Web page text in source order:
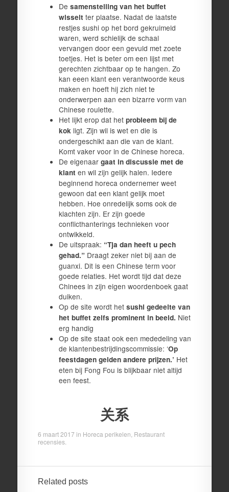
De samenstelling van het buffet
wisselt ter plaatse. Nadat de laatste
restjes sushi op het bord gekruimeld
waren, werd schielijk de schaal
vervangen door een gevuld met zoete
toetjes. Het is beter om een lijst met
gerechten zichtbaar op te hangen. Zo
kan eeen klant een verantwoorde keus
maken en hoeft hij zich niet te
onderwerpen aan een bizarre vorm van
Chinese roulette.
Het lijkt erop dat het probleem bij de
kok ligt. Zijn wil is wet en die is
ondergeschikt aan die van de klant.
Komt vaker voor in de Chinese horeca.
De eigenaar gaat in discussie met de
klant en wil zijn gelijk halen. Iedere
beginnend horeca ondernemer weet
gewoon dat een klant gelijk moet
hebben. Hoe onredelijk soms ook de
klachten zijn. Er zijn goede
conflicthanterings technieken voor
ontwikkeld.
De uitspraak: “Tja dan heeft u pech
gehad.” Draagt zeker niet bij aan de
guanxi. Dit is een Chinese term voor
goede relaties. Het wordt tijd dat deze
Chinees in zijn eigen woordenboek gaat
duiken.
Op de site wordt het sushi gedeelte van
het buffet zelfs prominent in beeld. Niet
erg handig
Op de site staat ook een mededeling van
de klantenbestrijdingscommissie: ‘Op
feestdagen gelden andere prijzen.’ Het
eten bij Fong Fou is blijkbaar niet altijd
een feest.
关系
6 maart 2017 in Horeca perikelen Restaurant
recensies.
Related posts